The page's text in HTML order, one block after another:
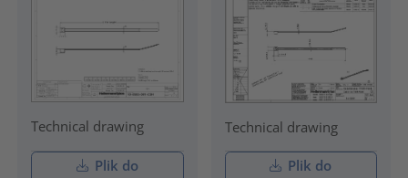
Technical drawing
Plik do
Technical drawing
Plik do